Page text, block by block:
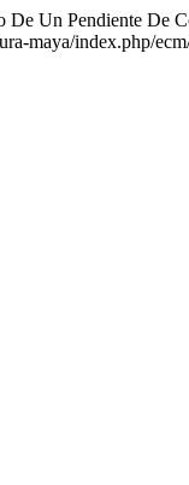
Un Pendiente De
maya/index.php/